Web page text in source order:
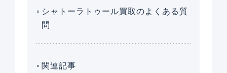
シャトーラトゥール買取のよくある質
問
関連記事